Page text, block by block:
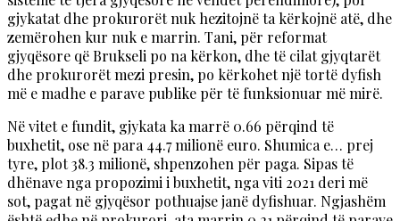
gjykatat dhe prokurorët nuk hezitojnë ta kërkojnë atë, dhe
zemërohen kur nuk e marrin. Tani, për reformat
gjyqësore që Brukseli po na kërkon, dhe të cilat gjyqtarët
dhe prokurorët mezi presin, po kërkohet një tortë dyfish
më e madhe e parave publike për të funksionuar më mirë.
Në vitet e fundit, gjykata ka marrë 0.66 përqind të
buxhetit, ose në para 44.7 milionë euro. Shumica e… prej
tyre, plot 38.3 milionë, shpenzohen për paga. Sipas të
dhënave nga propozimi i buxhetit, nga viti 2021 deri më
sot, pagat në gjyqësor pothuajse janë dyfishuar. Ngjashëm